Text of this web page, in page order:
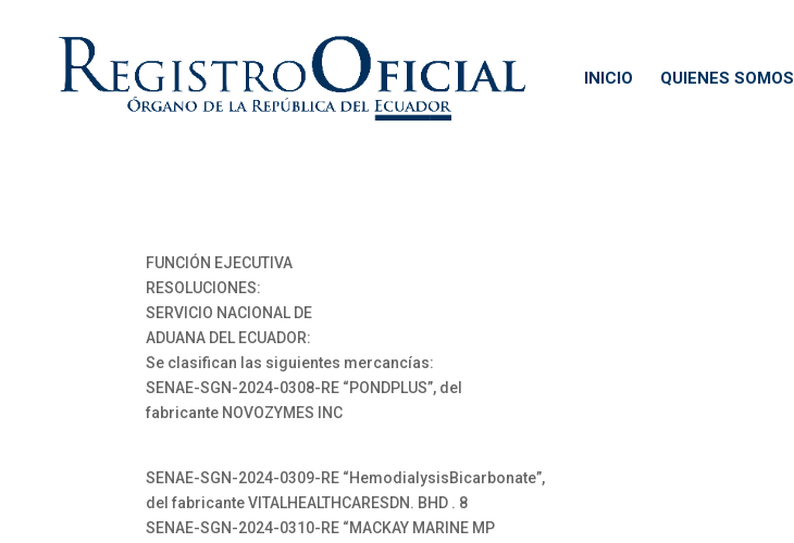
INICIO QUIENES SOMOS
FUNCIÓN EJECUTIVA
RESOLUCIONES:
SERVICIO NACIONAL DE
ADUANA DEL ECUADOR:
Se clasifican las siguientes mercancías:
SENAE-SGN-2024-0308-RE “PONDPLUS”, del
fabricante NOVOZYMES INC
SENAE-SGN-2024-0309-RE “HemodialysisBicarbonate”,
del fabricante VITALHEALTHCARESDN. BHD . 8
SENAE-SGN-2024-0310-RE “MACKAY MARINE MP